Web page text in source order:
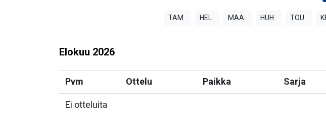
TAM HEL MAA HUH TOU
Elokuu 2026
Pvm Ottelu Paikka Sarja
Ei otteluita